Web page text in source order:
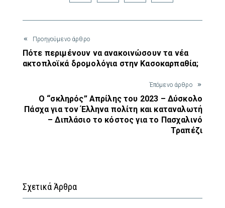
Προηγούμενο άρθρο
Πότε περιμένουν να ανακοινώσουν τα νέα
ακτοπλοϊκά δρομολόγια στην Κασοκαρπαθία;
Έπόμενο άρθρο
Ο “σκληρός” Απρίλης του 2023 – Δύσκολο
Πάσχα για τον Έλληνα πολίτη και καταναλωτή
– Διπλάσιο το κόστος για το Πασχαλινό
Τραπέζι
Σχετικά Άρθρα